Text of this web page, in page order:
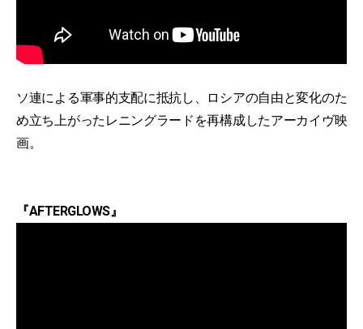
ソ連による軍事的支配に抵抗し、ロシアの自由と変化のた
め立ち上がったレニングラードを再構成したアーカイヴ映
画。
『AFTERGLOWS』